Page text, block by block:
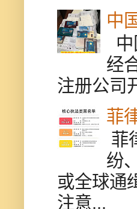
中
经
注册公司
菲
菲
纷
或全球通
注意...